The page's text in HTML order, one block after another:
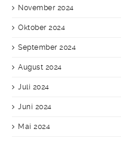
November 2024
Oktober 2024
September 2024
August 2024
Juli 2024
Juni 2024
Mai 2024